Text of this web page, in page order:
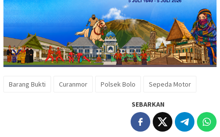
Barang Bukti Curanmor Polsek Bolo Sepeda Motor
SEBARKAN